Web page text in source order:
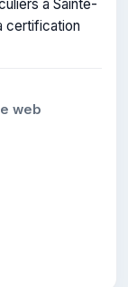
à Sainte-
certification
web